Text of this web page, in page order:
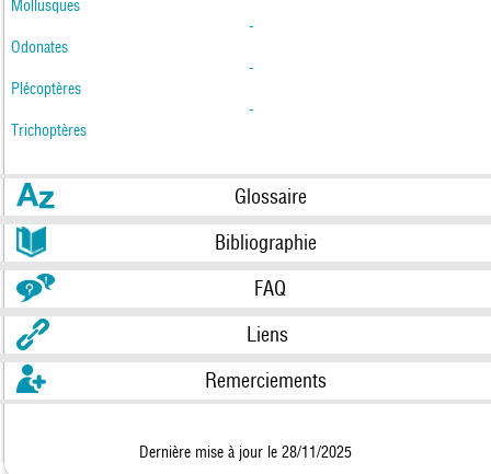
Mollusques
-
Odonates
-
Plécoptères
-
Trichoptères
Glossaire
Bibliographie
FAQ
Liens
Remerciements
Dernière mise à jour le 28/11/2025